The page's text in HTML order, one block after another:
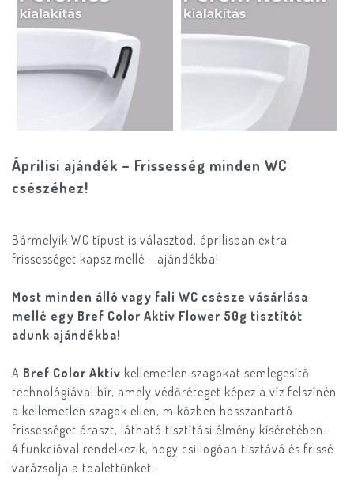
Áprilisi ajándék – Frissesség minden WC
csészéhez!
Bármelyik WC típust is választod, áprilisban extra
frissességet kapsz mellé – ajándékba!
Most minden álló vagy fali WC csésze vásárlása
mellé egy Bref Color Aktiv Flower 50g tisztítót
adunk ajándékba!
A Bref Color Aktiv kellemetlen szagokat semlegesítő
technológiával bír, amely védőréteget képez a víz felszínén
a kellemetlen szagok ellen, miközben hosszantartó
frissességet áraszt, látható tisztítási élmény kíséretében.
4 funkcióval rendelkezik, hogy csillogóan tisztává és frissé
varázsolja a toalettünket: